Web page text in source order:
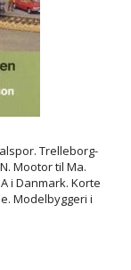
Trelleborg-
Mootor til Ma.
i Danmark. Korte
Modelbyggeri i